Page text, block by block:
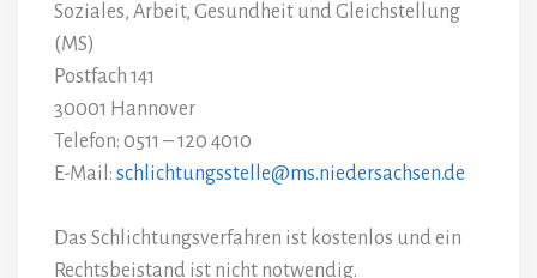
Soziales, Arbeit, Gesundheit und Gleichstellung
(MS)
Postfach 141
30001 Hannover
Telefon: 0511 – 120 4010
E-Mail: schlichtungsstelle@ms.niedersachsen.de
Das Schlichtungsverfahren ist kostenlos und ein
Rechtsbeistand ist nicht notwendig.